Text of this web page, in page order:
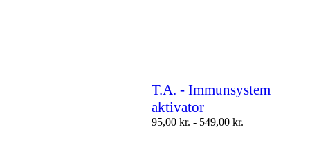
T.A. - Immunsystem
aktivator
95,00 kr. - 549,00 kr.